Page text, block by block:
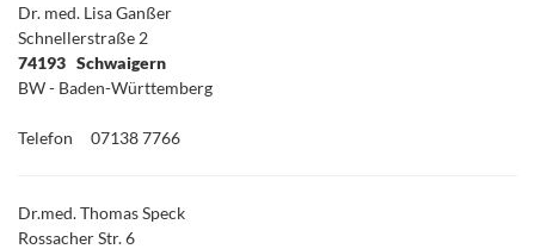
Dr. med. Lisa Ganßer
Schnellerstraße 2
74193 Schwaigern
BW - Baden-Württemberg
Telefon 07138 7766
Dr.med. Thomas Speck
Rossacher Str. 6